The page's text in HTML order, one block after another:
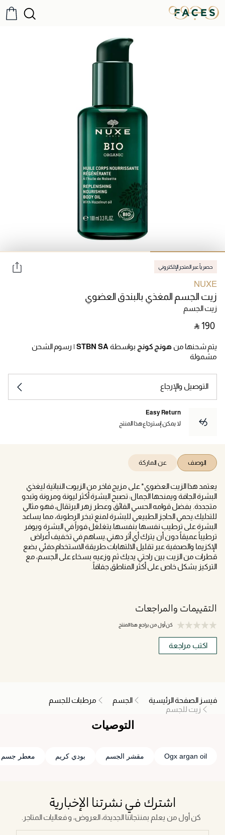
حصرياً عبر المتجر الإلكتروني
NUXE
زيت الجسم المغذي بالبندق العضوي
زيت الجسم
‎ ⃁ ⁦190⁩ ‎
يتم شحنها من هونج كونج بواسطة STBN SA
| رسوم الشحن
مشمولة
التوصيل والإرجاع
Easy Return
لا يمكن إسترجاع هذا المنتج
الوصف عن الماركة
يعتمد هذا الزيت العضوي* على مزيج فاخر من الزيوت النباتية ليغذي
البشرة الجافة ويمنحها الجمال: تصبح البشرة أكثر ليونة ومرونة وتبدو
متجددة. بفضل قوامه الحسي الفائق وعطر زهر البرتقال، فهو مثالي
للتدليك.يحمي الحاجز الطبيعي للبشرة لمنع تبخر الرطوبة، مما يساعد
البشرة على ترطيب نفسها بنفسها.يتغلغل فوراً في البشرة ويوفر
ترطيباً عميقاً دون أن يترك أي أثر دهني.يساهم في تخفيف أعراض
الإكزيما والصدفية عبر تقليل الالتهابات.طريقة الاستخدام:دفئي بضع
قطرات من الزيت بين راحتي يديك ثم وزعيه بسخاء على الجسم، مع
التركيز بشكل خاص على أكثر المناطق جفافاً.
التقييمات والمراجعات
كن أول من يراجع هذا المنتج
اكتب مراجعة
فيسز الصفحة الرئيسية الجسم
مرطبات للجسم
زيت للجسم
التوصيات
Ogx argan oil مقشر الجسم بودي كريم معطر جسم
اشترك في نشرتنا الإخبارية
كن أول من يعلم بمنتجاتنا الجديدة، العروض، و فعاليات المتاجر.